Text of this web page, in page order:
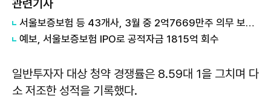
관련기사
서울보증보험 등 43개사, 3월 중 2억7669만주 의무 보유 해제
예보, 서울보증보험 IPO로 공적자금 1815억 회수
일반투자자 대상 청약 경쟁률은 8.59대 1을 그치며 다
소 저조한 성적을 기록했다.